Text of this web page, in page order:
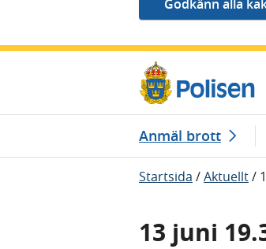
Anmäl brott
Startsida /Aktuellt/
13 juni